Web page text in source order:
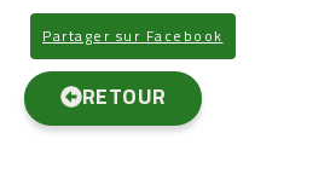
Partager sur Facebook
RETOUR